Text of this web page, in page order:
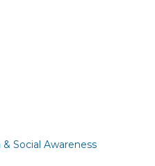
Social Awareness